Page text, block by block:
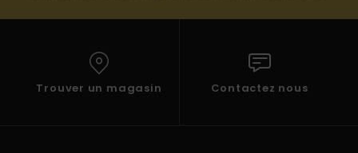
Trouver un magasin Contactez nous